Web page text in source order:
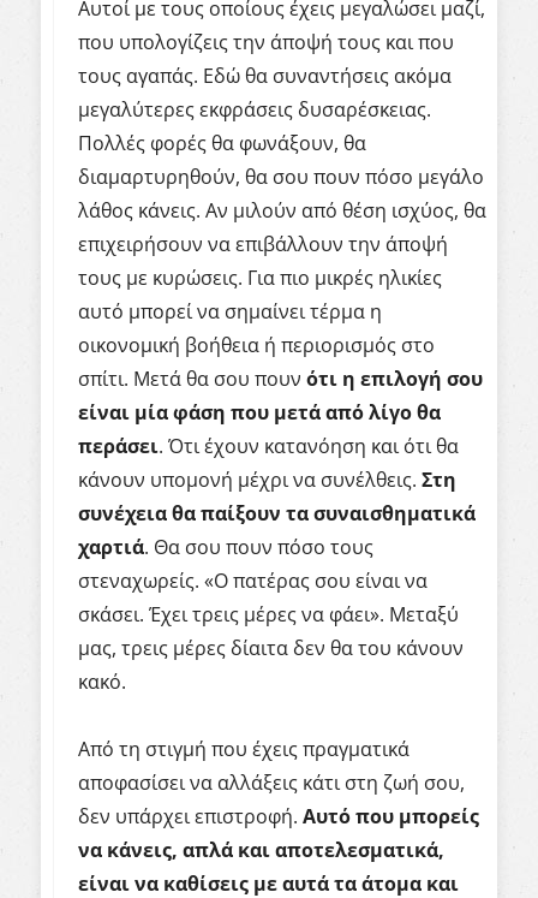
Αυτοί με τους οποίους έχεις μεγαλώσει μαζί,
που υπολογίζεις την άποψή τους και που
τους αγαπάς. Εδώ θα συναντήσεις ακόμα
μεγαλύτερες εκφράσεις δυσαρέσκειας.
Πολλές φορές θα φωνάξουν, θα
διαμαρτυρηθούν, θα σου πουν πόσο μεγάλο
λάθος κάνεις. Αν μιλούν από θέση ισχύος, θα
επιχειρήσουν να επιβάλλουν την άποψή
τους με κυρώσεις. Για πιο μικρές ηλικίες
αυτό μπορεί να σημαίνει τέρμα η
οικονομική βοήθεια ή περιορισμός στο
σπίτι. Μετά θα σου πουν ότι η επιλογή σου
είναι μία φάση που μετά από λίγο θα
περάσει. Ότι έχουν κατανόηση και ότι θα
κάνουν υπομονή μέχρι να συνέλθεις. Στη
συνέχεια θα παίξουν τα συναισθηματικά
χαρτιά. Θα σου πουν πόσο τους
στεναχωρείς. «Ο πατέρας σου είναι να
σκάσει. Έχει τρεις μέρες να φάει». Μεταξύ
μας, τρεις μέρες δίαιτα δεν θα του κάνουν
κακό.
Από τη στιγμή που έχεις πραγματικά
αποφασίσει να αλλάξεις κάτι στη ζωή σου,
δεν υπάρχει επιστροφή. Αυτό που μπορείς
να κάνεις, απλά και αποτελεσματικά,
είναι να καθίσεις με αυτά τα άτομα και